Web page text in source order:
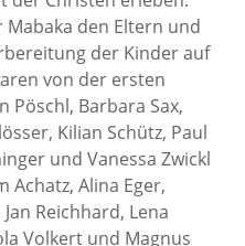
den Eltern und
der Kinder auf
von der ersten
Pöschl, Barbara Sax,
Kilian Schütz, Paul
und Vanessa Zwickl
Achatz, Alina Eger,
Reichhard, Lena
Volkert und Magnus